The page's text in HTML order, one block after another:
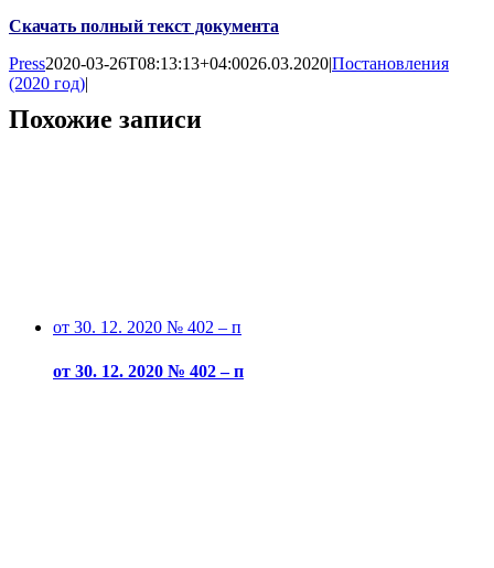
Скачать полный текст документа
Press2020-03-26T08:13:13+04:0026.03.2020|Постановления
(2020 год)|
Похожие записи
от 30. 12. 2020 № 402 – п
от 30. 12. 2020 № 402 – п